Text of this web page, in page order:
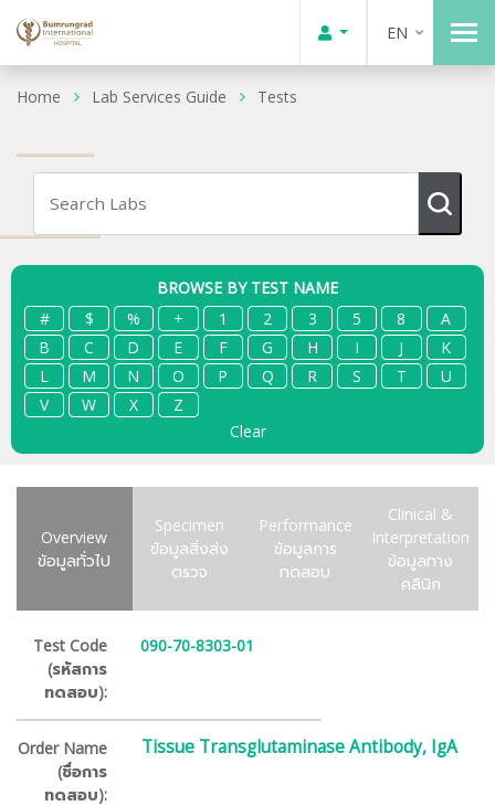
EN
Home Lab Services Guide Tests
BROWSE BY TEST NAME
#
$ % + 1 2 3 5 8
A
B
C D E F G H I J
K
L
M N O P Q R S T
U
V
W X
Z
Clear
Overview
ข้อมูลทั่วไป
Specimen
ข้อมูลสิ่งส่ง
ตรวจ
Performance
ข้อมูลการ
ทดสอบ
Clinical &
Interpretation
ข้อมูลทาง
คลินิก
Test Code
(รหัสการ
ทดสอบ):
090-70-8303-01
Order Name
(ชื่อการ
ทดสอบ):
Tissue Transglutaminase Antibody, IgA